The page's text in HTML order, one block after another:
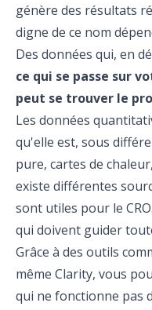
génère des résultats
digne de ce nom
Des données qui, en
ce qui se passe sur
peut se trouver le
Les données
qu'elle est, sous
pure, cartes de
existe différentes
sont utiles pour le
qui doivent guider
Grâce à des outils
même Clarity, vous
qui ne fonctionne pas